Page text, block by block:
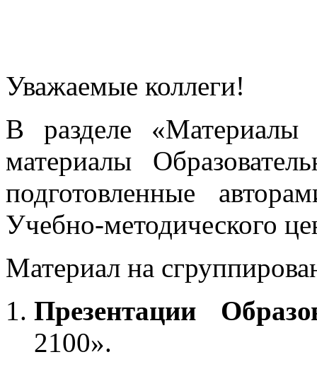
Уважаемые коллеги!
В разделе «Материалы
материалы
подготовленные
Учебно-методического
Материал на
Презентации
2100».